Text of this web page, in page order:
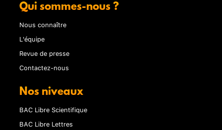
Qui sommes-nous ?
Nous connaître
L'équipe
Revue de presse
Contactez-nous
Nos niveaux
BAC Libre Scientifique
BAC Libre Lettres